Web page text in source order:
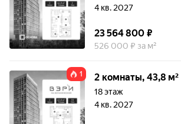
4 кв. 2027
23 564 800 ₽
526 000 ₽ за м²
1 2 комнаты, 43,8 м²
18 этаж
4 кв. 2027